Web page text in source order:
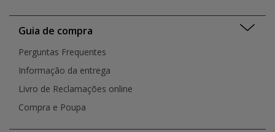
Guia de compra
Perguntas Frequentes
Informação da entrega
Livro de Reclamações online
Compra e Poupa